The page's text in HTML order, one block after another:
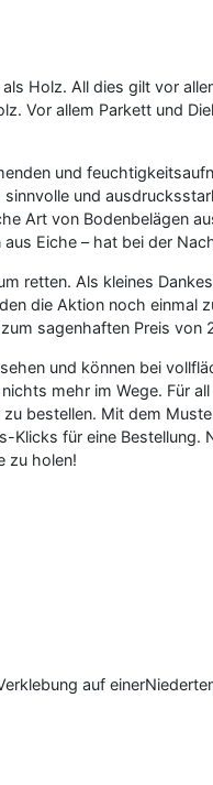
Holz. All dies gilt vor
Vor allem Parkett und
und
und
Art von Bodenbelägen
Eiche – hat bei der
retten. Als kleines
die Aktion noch einmal
sagenhaften Preis von
und können bei
mehr im Wege. Für
bestellen. Mit dem
Klicks für eine
zu holen!
auf